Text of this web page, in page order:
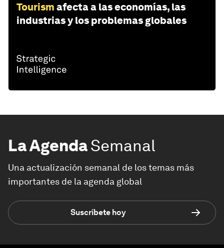
Tourism afecta a las economías, las
industrias y los problemas globales
La AgendaSemanal
Una actualización semanal de los temas más
importantes de la agenda global
Suscríbete hoy